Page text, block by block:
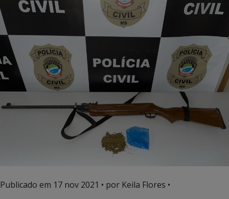
Publicado em 17 nov 2021 • por Keila Flores •